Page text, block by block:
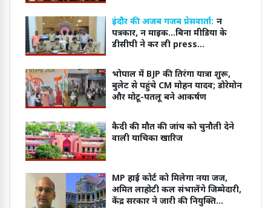
इंदौर की अजब गजब प्रेसवार्ता: न
पत्रकार, न माइक...बिना मीडिया के
डीसीपी ने कर ली press
भोपाल में BJP की तिरंगा यात्रा शुरू,
बुलेट से पहुंचे CM मोहन यादव; डोरेमोन
और मोटू-पतलू बने आकर्षण
कैदी की मौत की जांच को चुनौती देने
वाली याचिका खारिज
MP हाई कोर्ट को मिलेगा नया जज,
अमित लाहोटी कल संभालेंगे जिम्मेदारी,
केंद्र सरकार ने जारी की नियुक्ति